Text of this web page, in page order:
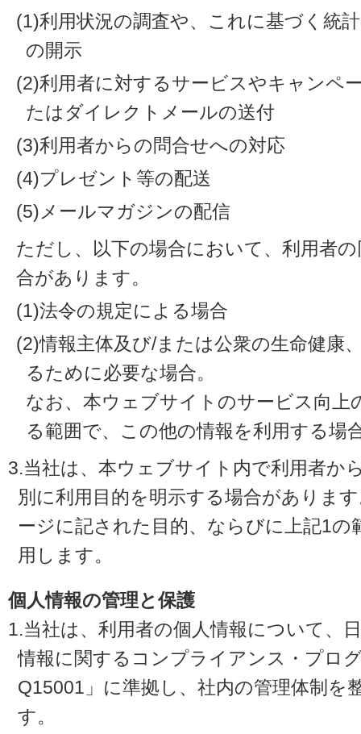
(1)利用状況の調査や、これに基づく統
の開示
(2)利用者に対するサービスやキャンペ
たはダイレクトメールの送付
(3)利用者からの問合せへの対応
(4)プレゼント等の配送
(5)メールマガジンの配信
ただし、以下の場合において、利用者
合があります。
(1)法令の規定による場合
(2)情報主体及び/または公衆の生命健康
るために必要な場合。
なお、本ウェブサイトのサービス向上
る範囲で、この他の情報を利用する場
3.当社は、本ウェブサイト内で利用者か
別に利用目的を明示する場合がありま
ージに記された目的、ならびに上記1の
用します。
個人情報の管理と保護
1.当社は、利用者の個人情報について、
情報に関するコンプライアンス・プロ
Q15001」に準拠し、社内の管理体制を
す。